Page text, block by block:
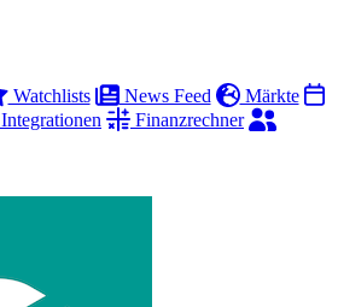
Watchlists News Feed
Märkte
Integrationen
Finanzrechner